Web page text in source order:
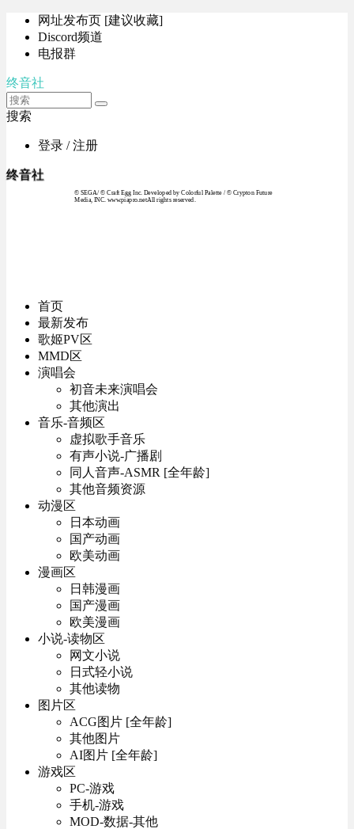
网址发布页 [建议收藏]
Discord频道
电报群
终音社
搜索
登录 / 注册
终音社
© SEGA / © Craft Egg Inc. Developed by Colorful Palette / © Crypton Future
Media, INC. www.piapro.netAll rights reserved.
首页
最新发布
歌姬PV区
MMD区
演唱会
初音未来演唱会
其他演出
音乐-音频区
虚拟歌手音乐
有声小说-广播剧
同人音声-ASMR [全年龄]
其他音频资源
动漫区
日本动画
国产动画
欧美动画
漫画区
日韩漫画
国产漫画
欧美漫画
小说-读物区
网文小说
日式轻小说
其他读物
图片区
ACG图片 [全年龄]
其他图片
AI图片 [全年龄]
游戏区
PC-游戏
手机-游戏
MOD-数据-其他